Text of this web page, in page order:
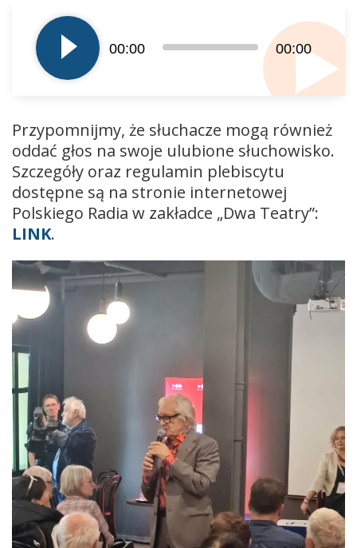
plików
dźwiękowych
00:00 00:00
Przypomnijmy, że słuchacze mogą również
oddać głos na swoje ulubione słuchowisko.
Szczegóły oraz regulamin plebiscytu
dostępne są na stronie internetowej
Polskiego Radia w zakładce „Dwa Teatry”:
LINK.